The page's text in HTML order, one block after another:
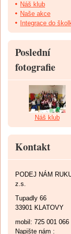
Náš klub
Naše akce
Integrace do
Poslední
fotografie
Náš klub
Kontakt
PODEJ NÁM
z.s.
Tupadly 66
33901 KLATOVY
mobil: 725 001 066
Napište nám :